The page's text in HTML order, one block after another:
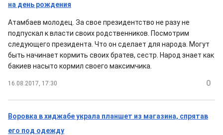
на день рождения
Атамбаев молодец. За свое президентство не разу не
подпускал к власти своих родственников. Посмотрим
следующего президента. Что он сделает для народа. Могут
быть начинает кормить своих братев, сестр. Народ знает как
бакиев насыто кормил своего максимчика.
16.08.2017, 17:30 0
Воровка в хиджабе украла планшет из магазина, спрятав
его под одежду